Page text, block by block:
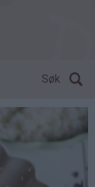
Søk